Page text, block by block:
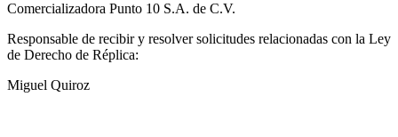
Comercializadora Punto 10 S.A. de C.V.
Responsable de recibir y resolver solicitudes relacionadas con la Ley
de Derecho de Réplica:
Miguel Quiroz